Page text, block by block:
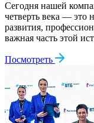
Сегодня нашей
четверть века — это
развития,
важная часть этой
Посмотреть